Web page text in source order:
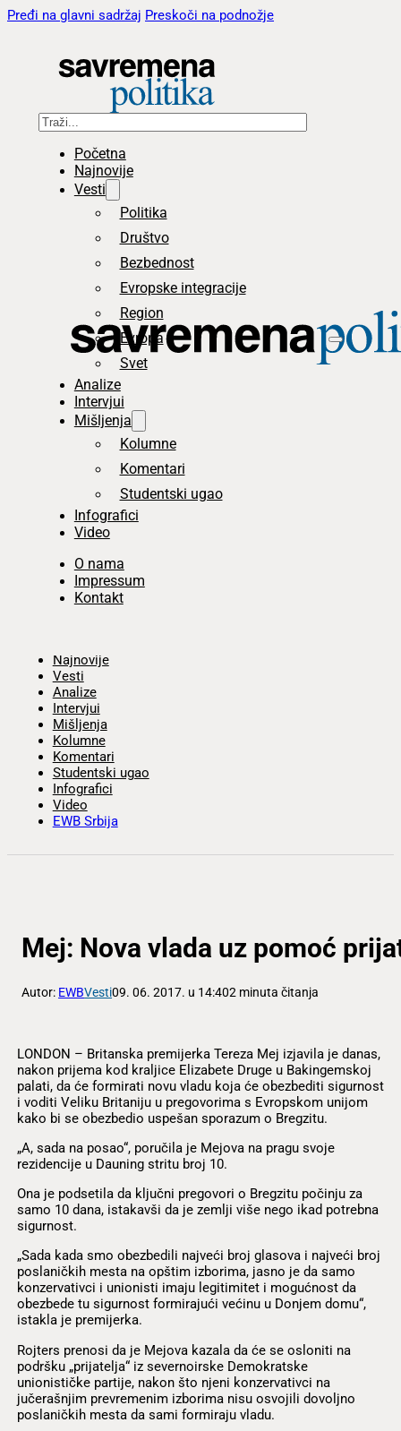
Pređi na glavni sadržaj Preskoči na podnožje
Pretraga
Početna
Najnovije
Vesti
Politika
Društvo
Bezbednost
Evropske integracije
Region
Evropa
Svet
Analize
Intervjui
Mišljenja
Kolumne
Komentari
Studentski ugao
Infografici
Video
O nama
Impressum
Kontakt
Najnovije
Vesti
Analize
Intervjui
Mišljenja
Kolumne
Komentari
Studentski ugao
Infografici
Video
EWB Srbija
Mej: Nova vlada uz pomoć
Autor: EWBVesti09. 06. 2017. u 14:402 minuta čitanja
LONDON – Britanska premijerka Tereza Mej izjavila je danas,
nakon prijema kod kraljice Elizabete Druge u Bakingemskoj
palati, da će formirati novu vladu koja će obezbediti sigurnost
i voditi Veliku Britaniju u pregovorima s Evropskom unijom
kako bi se obezbedio uspešan sporazum o Bregzitu.
„A, sada na posao“, poručila je Mejova na pragu svoje
rezidencije u Dauning stritu broj 10.
Ona je podsetila da ključni pregovori o Bregzitu počinju za
samo 10 dana, istakavši da je zemlji više nego ikad potrebna
sigurnost.
„Sada kada smo obezbedili najveći broj glasova i najveći broj
poslaničkih mesta na opštim izborima, jasno je da samo
konzervativci i unionisti imaju legitimitet i mogućnost da
obezbede tu sigurnost formirajući većinu u Donjem domu“,
istakla je premijerka.
Rojters prenosi da je Mejova kazala da će se osloniti na
podršku „prijatelja“ iz severnoirske Demokratske
unionističke partije, nakon što njeni konzervativci na
jučerašnjim prevremenim izborima nisu osvojili dovoljno
poslaničkih mesta da sami formiraju vladu.